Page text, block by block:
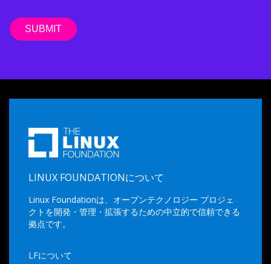
LINUX FOUNDATIONについて
Linux Foundationは、オープンテクノロジー プロジェ
クトを開発・管理・拡張するための中立的で信頼できる
拠点です。
LFについて